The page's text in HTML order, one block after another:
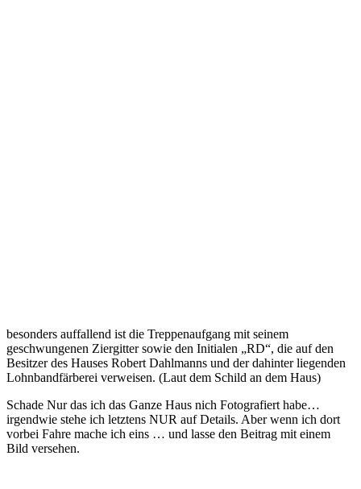
besonders auffallend ist die Treppenaufgang mit seinem
geschwungenen Ziergitter sowie den Initialen „RD“, die auf den
Besitzer des Hauses Robert Dahlmanns und der dahinter liegenden
Lohnbandfärberei verweisen. (Laut dem Schild an dem Haus)
Schade Nur das ich das Ganze Haus nich Fotografiert habe…
irgendwie stehe ich letztens NUR auf Details. Aber wenn ich dort
vorbei Fahre mache ich eins … und lasse den Beitrag mit einem
Bild versehen.